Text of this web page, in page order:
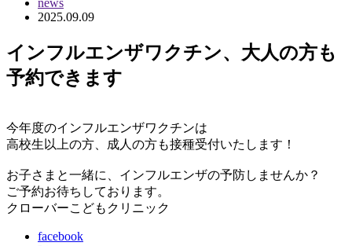
news
2025.09.09
インフルエンザワクチン、大人の方も
予約できます
今年度のインフルエンザワクチンは
高校生以上の方、成人の方も接種受付いたします！
お子さまと一緒に、インフルエンザの予防しませんか？
ご予約お待ちしております。
クローバーこどもクリニック
facebook